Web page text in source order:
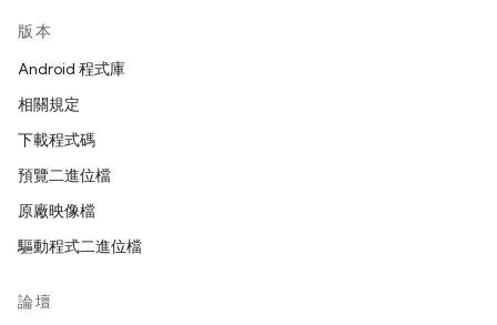
版本
Android 程式庫
相關規定
下載程式碼
預覽二進位檔
原廠映像檔
驅動程式二進位檔
論壇